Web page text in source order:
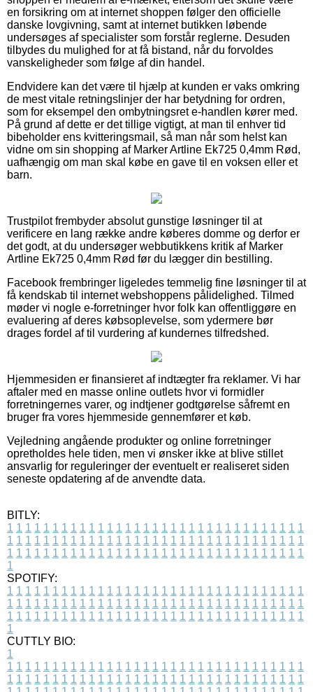
en forsikring om at internet shoppen følger den officielle
danske lovgivning, samt at internet butikken løbende
undersøges af specialister som forstår reglerne. Desuden
tilbydes du mulighed for at få bistand, når du forvoldes
vanskeligheder som følge af din handel.
Endvidere kan det være til hjælp at kunden er vaks omkring
de mest vitale retningslinjer der har betydning for ordren,
som for eksempel den ombytningsret e-handlen kører med.
På grund af dette er det tillige vigtigt, at man til enhver tid
bibeholder ens kvitteringsmail, så man når som helst kan
vidne om sin shopping af Marker Artline Ek725 0,4mm Rød,
uafhængig om man skal købe en gave til en voksen eller et
barn.
Trustpilot frembyder absolut gunstige løsninger til at
verificere en lang række andre køberes domme og derfor er
det godt, at du undersøger webbutikkens kritik af Marker
Artline Ek725 0,4mm Rød før du lægger din bestilling.
Facebook frembringer ligeledes temmelig fine løsninger til at
få kendskab til internet webshoppens pålidelighed. Tilmed
møder vi nogle e-forretninger hvor folk kan offentliggøre en
evaluering af deres købsoplevelse, som ydermere bør
drages fordel af til vurdering af kundernes tilfredshed.
Hjemmesiden er finansieret af indtægter fra reklamer. Vi har
aftaler med en masse online outlets hvor vi formidler
forretningernes varer, og indtjener godtgørelse såfremt en
bruger fra vores hjemmeside gennemfører et køb.
Vejledning angående produkter og online forretninger
opretholdes hele tiden, men vi ønsker ikke at blive stillet
ansvarlig for reguleringer der eventuelt er realiseret siden
seneste opdatering af de anvendte data.
BITLY:
1 1 1 1 1 1 1 1 1 1 1 1 1 1 1 1 1 1 1 1 1 1 1 1 1 1 1 1 1 1 1 1 1
1 1 1 1 1 1 1 1 1 1 1 1 1 1 1 1 1 1 1 1 1 1 1 1 1 1 1 1 1 1 1 1 1
1 1 1 1 1 1 1 1 1 1 1 1 1 1 1 1 1 1 1 1 1 1 1 1 1 1 1 1 1 1 1 1 1
1
SPOTIFY:
1 1 1 1 1 1 1 1 1 1 1 1 1 1 1 1 1 1 1 1 1 1 1 1 1 1 1 1 1 1 1 1 1
1 1 1 1 1 1 1 1 1 1 1 1 1 1 1 1 1 1 1 1 1 1 1 1 1 1 1 1 1 1 1 1 1
1 1 1 1 1 1 1 1 1 1 1 1 1 1 1 1 1 1 1 1 1 1 1 1 1 1 1 1 1 1 1 1 1
1
CUTTLY BIO:
1
1 1 1 1 1 1 1 1 1 1 1 1 1 1 1 1 1 1 1 1 1 1 1 1 1 1 1 1 1 1 1 1 1
1 1 1 1 1 1 1 1 1 1 1 1 1 1 1 1 1 1 1 1 1 1 1 1 1 1 1 1 1 1 1 1 1